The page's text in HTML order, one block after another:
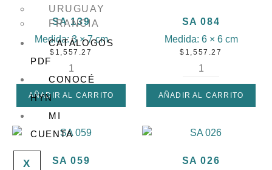
URUGUAY
FRANCIA
CATÁLOGOS
PDF
CONOCÉ
HYN
MI
CUENTA
X
SA 139
Medida:3 × 7 cm
$ 1,557.27
AÑADIR AL CARRITO
SA 084
Medida: 6 × 6 cm
$ 1,557.27
AÑADIR AL CARRITO
SA 059
SA 026